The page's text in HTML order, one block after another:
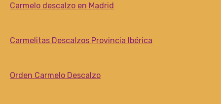
Carmelo descalzo en Madrid
Carmelitas Descalzos Provincia Ibérica
Orden Carmelo Descalzo